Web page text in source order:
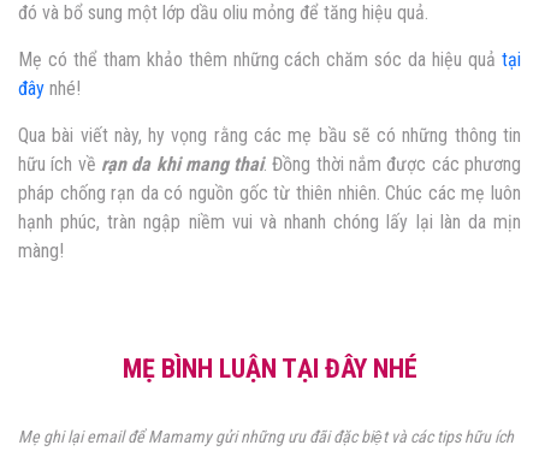
đó và bổ sung một lớp dầu oliu mỏng để tăng hiệu quả.
Mẹ có thể tham khảo thêm những cách chăm sóc da hiệu quả tại
đây nhé!
Qua bài viết này, hy vọng rằng các mẹ bầu sẽ có những thông tin
hữu ích về rạn da khi mang thai. Đồng thời nắm được các phương
pháp chống rạn da có nguồn gốc từ thiên nhiên. Chúc các mẹ luôn
hạnh phúc, tràn ngập niềm vui và nhanh chóng lấy lại làn da mịn
màng!
MẸ BÌNH LUẬN TẠI ĐÂY NHÉ
Mẹ ghi lại email để Mamamy gửi những ưu đãi đặc biệt và các tips hữu ích